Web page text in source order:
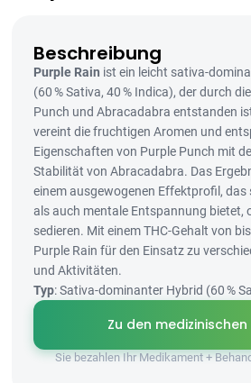
Beschreibung
Purple Rain ist ein leicht sativa-
(60 % Sativa, 40 % Indica), der durch
Punch und Abracadabra entstanden
vereint die fruchtigen Aromen und
Eigenschaften von Purple Punch mit
Stabilität von Abracadabra. Das
einem ausgewogenen Effektprofil,
als auch mentale Entspannung bietet,
sedieren. Mit einem THC-Gehalt von
Purple Rain für den Einsatz zu
und Aktivitäten.
Typ: Sativa-dominanter Hybrid (60 %
Zu den medizinischen
Sie bezahlen Ihr Medikament +